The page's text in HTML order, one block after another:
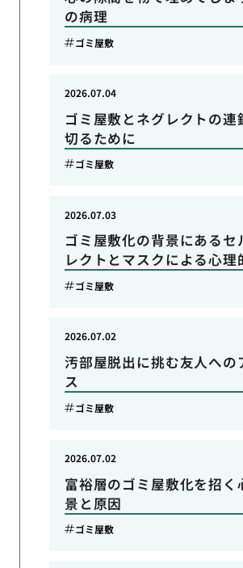
の病理
ゴミ屋敷
ゴミ屋敷とネグレクトの連
切るために
2026.07.04
ゴミ屋敷
ゴミ屋敷化の背景にあるセ
レクトとマスクによる心理
2026.07.03
ゴミ屋敷
汚部屋脱出に挑む友人への
ス
2026.07.02
ゴミ屋敷
富裕層のゴミ屋敷化を招く
景と原因
2026.07.02
ゴミ屋敷